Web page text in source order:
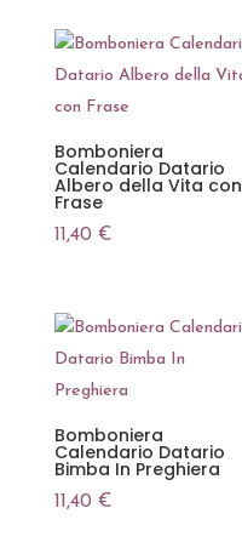
Bomboniera
Calendario Datario
Albero della Vita con
Frase
11,40 €
Bomboniera
Calendario Datario
Bimba In Preghiera
11,40 €